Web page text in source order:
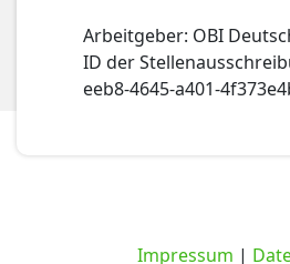
Arbeitgeber: OBI
ID der
eeb8-4645-a401-
Impressum |